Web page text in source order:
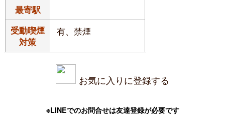
最寄駅
受動喫煙
対策
有、禁煙
お気に入りに登録する
※LINEでのお問合せは友達登録が必要です